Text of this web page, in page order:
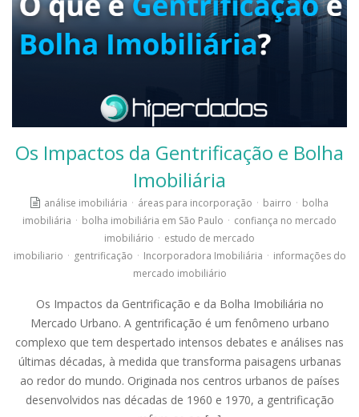
Os Impactos da Gentrificação e Bolha
Imobiliária
análise imobiliária · áreas para incorporação · bairro · bolha
imobiliária · bolha imobiliária em São Paulo · confiança no mercado
imobiliário · estudo de mercado
imobiliario · gentrificação · Incorporadora Imobiliária · informações do
mercado imobiliário
Os Impactos da Gentrificação e da Bolha Imobiliária no
Mercado Urbano. A gentrificação é um fenômeno urbano
complexo que tem despertado intensos debates e análises nas
últimas décadas, à medida que transforma paisagens urbanas
ao redor do mundo. Originada nos centros urbanos de países
desenvolvidos nas décadas de 1960 e 1970, a gentrificação